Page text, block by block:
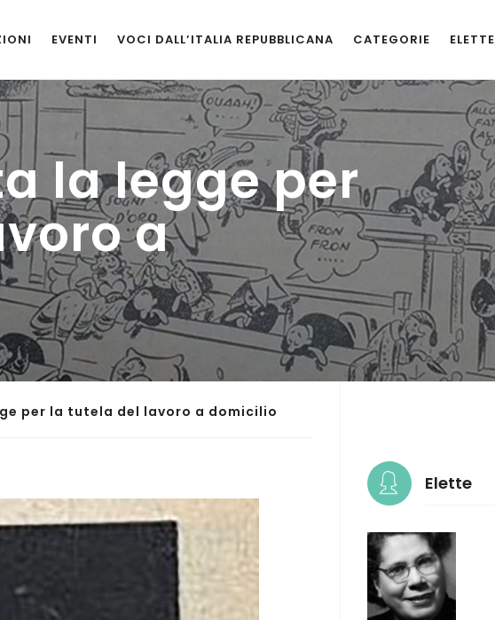
EVENTI VOCI DALL’ITALIA REPUBBLICANA CATEGORIE ELETTE
la legge per
a
per la tutela del lavoro a domicilio
Elette